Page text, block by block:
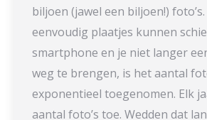
biljoen (jawel een biljoen!)
eenvoudig plaatjes kunnen
smartphone en je niet langer
weg te brengen, is het aantal
exponentieel toegenomen. Elk
aantal foto’s toe. Wedden dat